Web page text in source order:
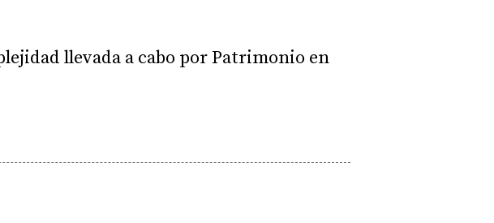
llevada a cabo por Patrimonio en